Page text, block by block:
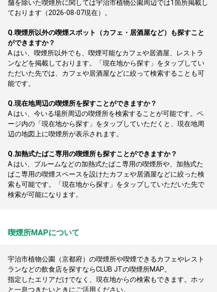
舗を除いた喫煙所に関しては宇治市植物公園周辺では1箇所掲載し
ております（2026-08-07現在）。
Q.喫煙所以外の喫煙スポット（カフェ・居酒屋など）も探すこと
ができますか？
A. はい、喫煙所以外でも、喫煙可能なカフェや居酒屋、レストラ
ンなどを掲載しております。「現在地から探す」をタップしてい
ただいた先では、カフェや居酒屋などに絞って検索することも可
能です。
Q.現在地周辺の喫煙所を探すことができますか？
A. はい、今いる場所周辺の喫煙所を検索することが可能です。ペ
ージ内の「現在地から探す」をタップしていただくと、現在地周
辺の地図上に喫煙所が表示されます。
Q.加熱式たばこ専用の喫煙所も探すことができますか？
A. はい、プルームなどの加熱式たばこ専用の喫煙所や、加熱式た
ばこ専用の喫煙スペースを設けたカフェや居酒屋などに絞った検
索も可能です。「現在地から探す」をタップしていただいた先で
検索が可能になります。
喫煙所MAPについて
宇治市植物公園（京都府）の喫煙所や喫煙できるカフェやレスト
ランなどの飲食店を探すならCLUB JTの喫煙所MAP。
指定したエリアだけでなく、現在地からの検索もできます。ホッ
と一息つきたいときにご活用ください。